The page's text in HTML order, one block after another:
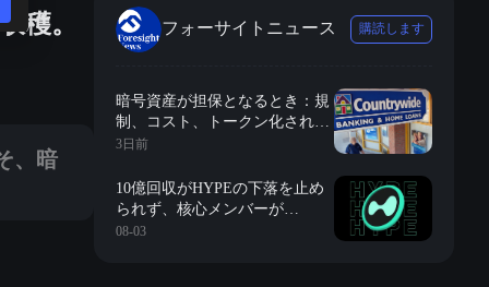
穫。
の障害を取り除くことができる。
、暗
フォーサイトニュース 購読します
暗号資産が担保となるとき：規
制、コスト、トークン化された
権利の三角の難題
3日前
10億回収がHYPEの下落を止め
られず、核心メンバーが
Multicoinと共に静かにコインを
08-03